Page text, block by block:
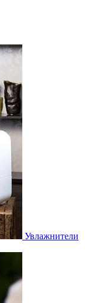
Увлажнители